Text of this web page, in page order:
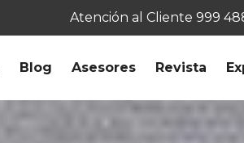
Atención al Cliente 999
Blog Asesores Revista